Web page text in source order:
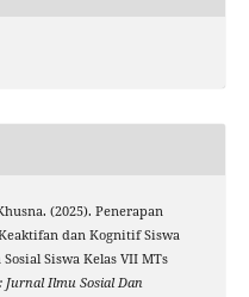
(2025). Penerapan
dan Kognitif Siswa
Siswa Kelas VII MTs
Jurnal Ilmu Sosial Dan